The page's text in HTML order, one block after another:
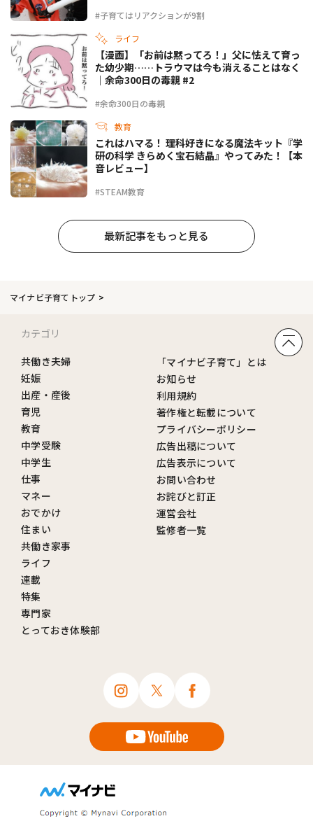
#子育てはリアクションが9割
ライフ
#余命300日の毒親
【漫画】「お前は黙ってろ！」父に怯えて育っ
た幼少期……トラウマは今も消えることはなく
｜余命300日の毒親 #2
教育
#STEAM教育
これはハマる！ 理科好きになる魔法キット『学
研の科学 きらめく宝石結晶』やってみた！【本
音レビュー】
最新記事をもっと見る
マイナビ子育てトップ
カテゴリ
共働き夫婦
妊娠
出産・産後
育児
教育
中学受験
中学生
仕事
マネー
おでかけ
住まい
共働き家事
ライフ
連載
特集
専門家
とっておき体験部
「マイナビ子育て」とは
お知らせ
利用規約
著作権と転載について
プライバシーポリシー
広告出稿について
広告表示について
お問い合わせ
お詫びと訂正
運営会社
監修者一覧